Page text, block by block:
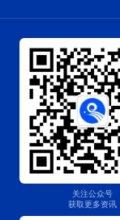
关注公众号
获取更多资讯